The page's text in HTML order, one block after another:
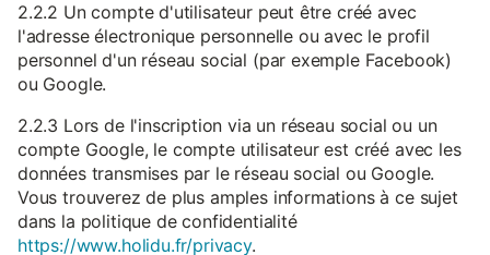
2.2.2 Un compte d'utilisateur peut être créé avec
l'adresse électronique personnelle ou avec le profil
personnel d'un réseau social (par exemple Facebook)
ou Google.
2.2.3 Lors de l'inscription via un réseau social ou un
compte Google, le compte utilisateur est créé avec les
données transmises par le réseau social ou Google.
Vous trouverez de plus amples informations à ce sujet
dans la politique de confidentialité
https://www.holidu.fr/privacy.